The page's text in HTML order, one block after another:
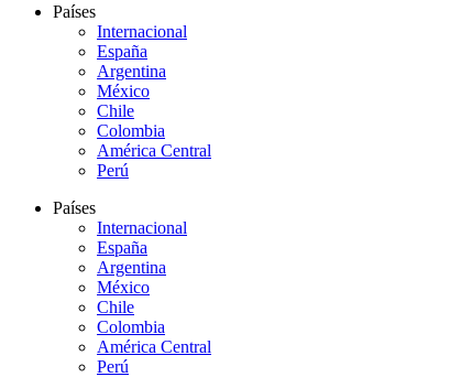
Países
Internacional
España
Argentina
México
Chile
Colombia
América Central
Perú
Países
Internacional
España
Argentina
México
Chile
Colombia
América Central
Perú